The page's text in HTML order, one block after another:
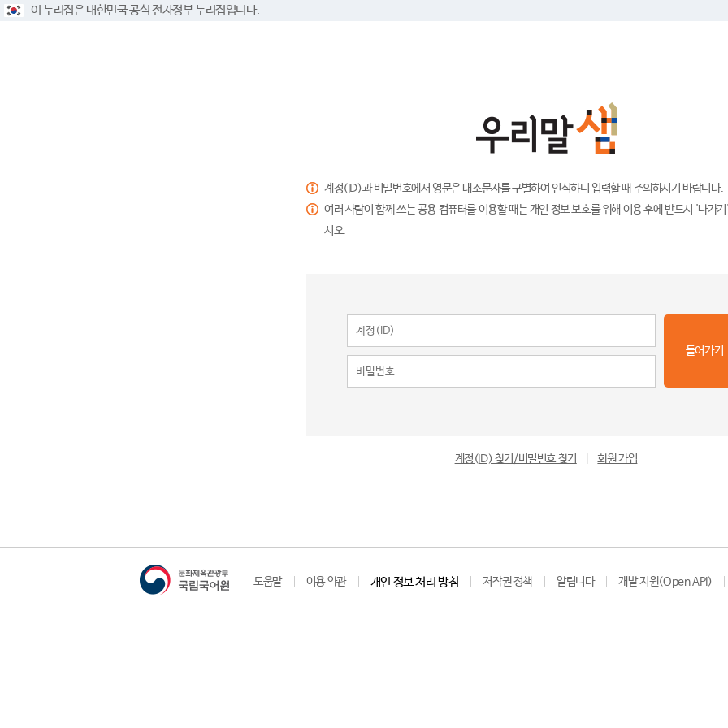
이 누리집은 대한민국 공식 전자정부 누리집입니다.
계정(ID)과 비밀번호에서 영문은 대소문자를 구별하여 인식하니 입력할 때 주의하시기 바랍니다.
여러 사람이 함께 쓰는 공용 컴퓨터를 이용할 때는 개인 정보 보호를 위해 이용 후에 반드시 '나가
시오.
들어가기
계정(ID) 찾기/비밀번호 찾기 회원 가입
도움말 이용 약관 개인 정보 처리 방침 저작권 정책 알립니다 개발 지원(Open API)